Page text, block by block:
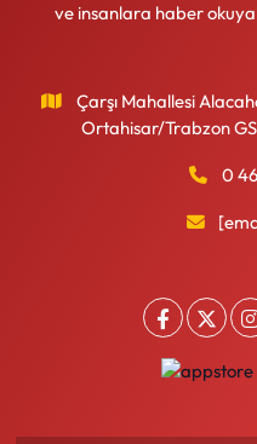
ve insanlara haber
Çarşı Mahallesi
Ortahisar/Trabzon
0